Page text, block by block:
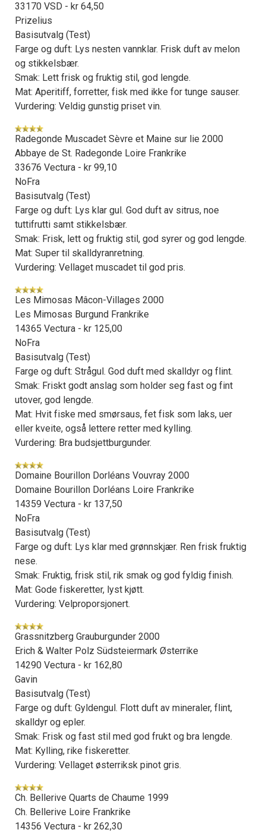
33170 VSD - kr 64,50
Prizelius
Basisutvalg (Test)
Farge og duft: Lys nesten vannklar. Frisk duft av melon
og stikkelsbær.
Smak: Lett frisk og fruktig stil, god lengde.
Mat: Aperitiff, forretter, fisk med ikke for tunge sauser.
Vurdering: Veldig gunstig priset vin.
Radegonde Muscadet Sèvre et Maine sur lie 2000
Abbaye de St. Radegonde Loire Frankrike
33676 Vectura - kr 99,10
NoFra
Basisutvalg (Test)
Farge og duft: Lys klar gul. God duft av sitrus, noe
tuttifrutti samt stikkelsbær.
Smak: Frisk, lett og fruktig stil, god syrer og god lengde.
Mat: Super til skalldyranretning.
Vurdering: Vellaget muscadet til god pris.
Les Mimosas Mâcon-Villages 2000
Les Mimosas Burgund Frankrike
14365 Vectura - kr 125,00
NoFra
Basisutvalg (Test)
Farge og duft: Strågul. God duft med skalldyr og flint.
Smak: Friskt godt anslag som holder seg fast og fint
utover, god lengde.
Mat: Hvit fiske med smørsaus, fet fisk som laks, uer
eller kveite, også lettere retter med kylling.
Vurdering: Bra budsjettburgunder.
Domaine Bourillon Dorléans Vouvray 2000
Domaine Bourillon Dorléans Loire Frankrike
14359 Vectura - kr 137,50
NoFra
Basisutvalg (Test)
Farge og duft: Lys klar med grønnskjær. Ren frisk fruktig
nese.
Smak: Fruktig, frisk stil, rik smak og god fyldig finish.
Mat: Gode fiskeretter, lyst kjøtt.
Vurdering: Velproporsjonert.
Grassnitzberg Grauburgunder 2000
Erich & Walter Polz Südsteiermark Østerrike
14290 Vectura - kr 162,80
Gavin
Basisutvalg (Test)
Farge og duft: Gyldengul. Flott duft av mineraler, flint,
skalldyr og epler.
Smak: Frisk og fast stil med god frukt og bra lengde.
Mat: Kylling, rike fiskeretter.
Vurdering: Vellaget østerriksk pinot gris.
Ch. Bellerive Quarts de Chaume 1999
Ch. Bellerive Loire Frankrike
14356 Vectura - kr 262,30